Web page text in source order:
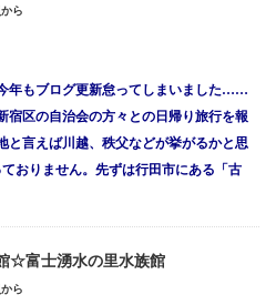
ら
年もブログ更新怠ってしまいました……
宿区の自治会の方々との日帰り旅行を報
と言えば川越、秩父などが挙がるかと思
おりません。先ずは行田市にある「古
☆富士湧水の里水族館
ら
販売方針